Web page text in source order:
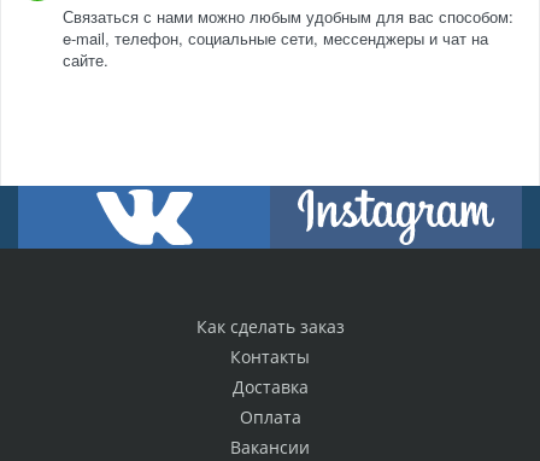
Связаться с нами можно любым удобным для вас способом:
e-mail, телефон, социальные сети, мессенджеры и чат на
сайте.
Как сделать заказ
Контакты
Доставка
Оплата
Вакансии